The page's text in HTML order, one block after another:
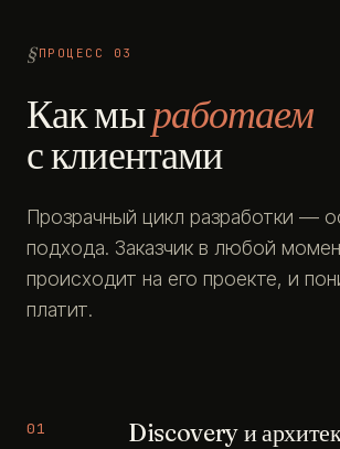
ПРОЦЕСС 03
Как мыработаем
с клиентами
Прозрачный цикл разработки —
подхода. Заказчик в любой
происходит на его проекте, и
платит.
01
Discovery и